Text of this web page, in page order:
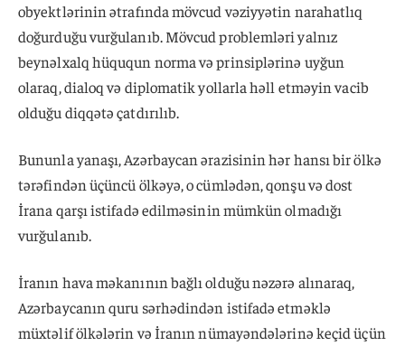
obyektlərinin ətrafında mövcud vəziyyətin narahatlıq
doğurduğu vurğulanıb. Mövcud problemləri yalnız
beynəlxalq hüququn norma və prinsiplərinə uyğun
olaraq, dialoq və diplomatik yollarla həll etməyin vacib
olduğu diqqətə çatdırılıb.
Bununla yanaşı, Azərbaycan ərazisinin hər hansı bir ölkə
tərəfindən üçüncü ölkəyə, o cümlədən, qonşu və dost
İrana qarşı istifadə edilməsinin mümkün olmadığı
vurğulanıb.
İranın hava məkanının bağlı olduğu nəzərə alınaraq,
Azərbaycanın quru sərhədindən istifadə etməklə
müxtəlif ölkələrin və İranın nümayəndələrinə keçid üçün